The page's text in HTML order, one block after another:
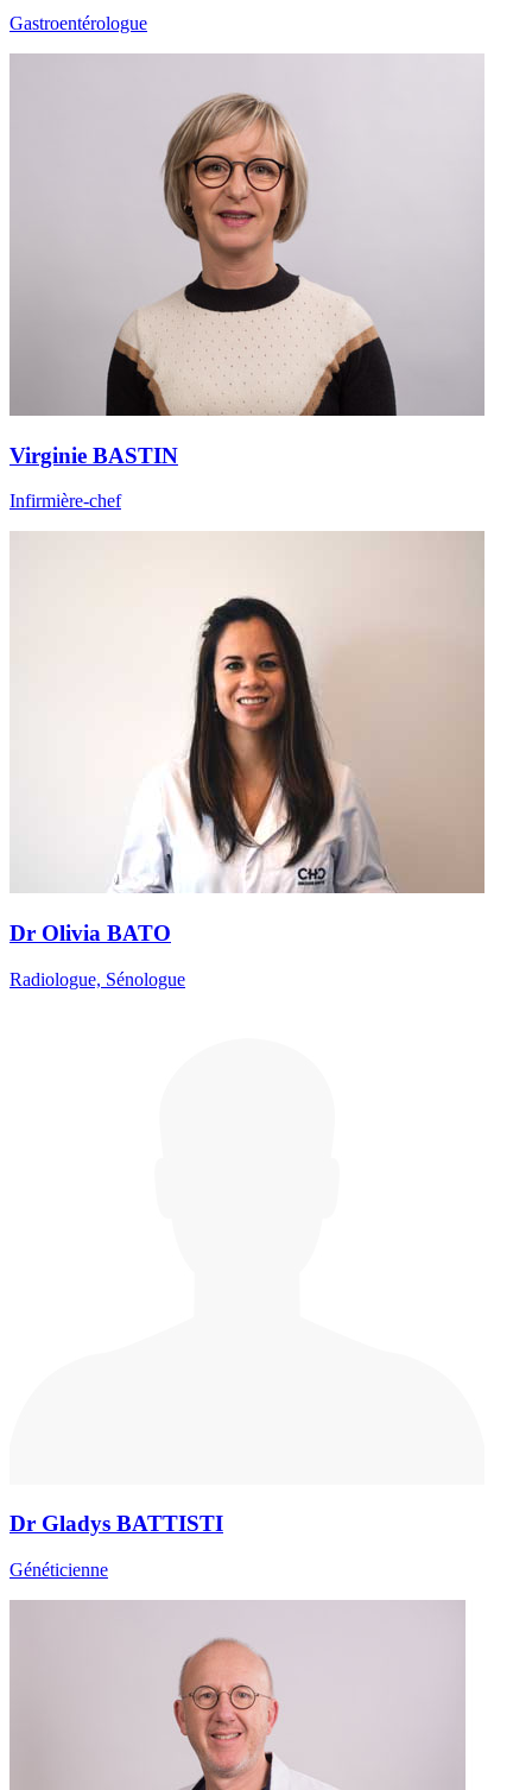
Gastroentérologue
Virginie BASTIN
Infirmière-chef
Dr Olivia BATO
Radiologue, Sénologue
Dr Gladys BATTISTI
Généticienne